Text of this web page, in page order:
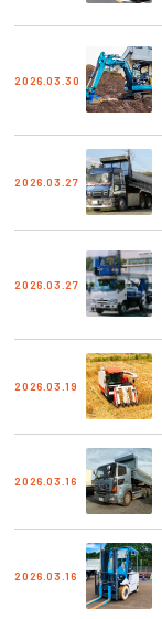
2026.03.30
2026.03.27
2026.03.27
2026.03.19
2026.03.16
2026.03.16